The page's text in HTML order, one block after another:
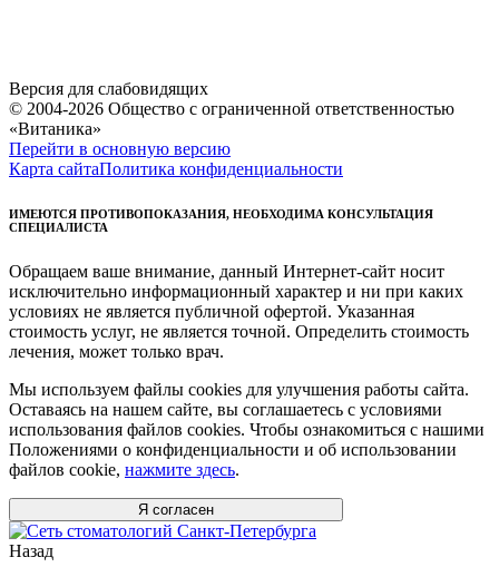
Версия для слабовидящих
© 2004-2026 Общество с ограниченной ответственностью
«Витаника»
Перейти в основную версию
Карта сайтаПолитика конфиденциальности
ИМЕЮТСЯ ПРОТИВОПОКАЗАНИЯ, НЕОБХОДИМА КОНСУЛЬТАЦИЯ
СПЕЦИАЛИСТА
Обращаем ваше внимание, данный Интернет-сайт носит
исключительно информационный характер и ни при каких
условиях не является публичной офертой. Указанная
стоимость услуг, не является точной. Определить стоимость
лечения, может только врач.
Мы используем файлы cookies для улучшения работы сайта.
Оставаясь на нашем сайте, вы соглашаетесь с условиями
использования файлов cookies. Чтобы ознакомиться с нашими
Положениями о конфиденциальности и об использовании
файлов cookie, нажмите здесь.
Я согласен
Назад